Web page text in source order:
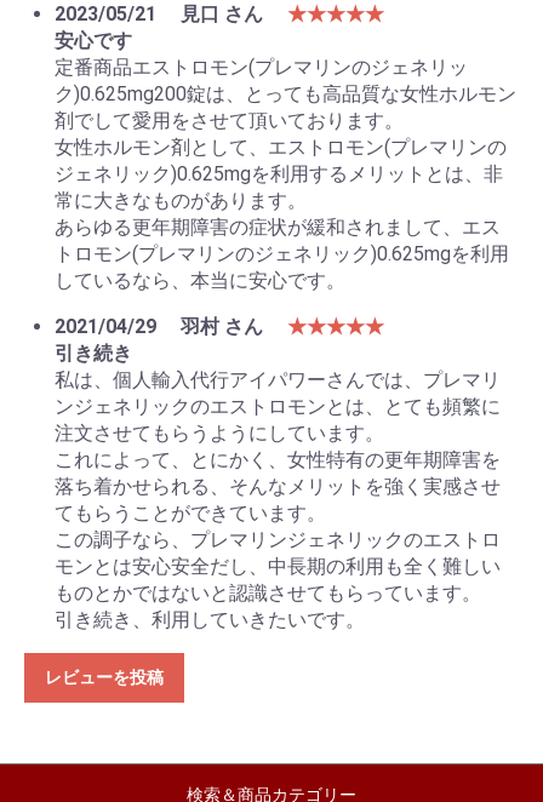
2023/05/21
見口 さん
★★★★★
安心です
定番商品エストロモン(プレマリンのジェネリッ
ク)0.625mg200錠は、とっても高品質な女性ホルモン
剤でして愛用をさせて頂いております。
女性ホルモン剤として、エストロモン(プレマリンの
ジェネリック)0.625mgを利用するメリットとは、非
常に大きなものがあります。
あらゆる更年期障害の症状が緩和されまして、エス
トロモン(プレマリンのジェネリック)0.625mgを利用
しているなら、本当に安心です。
2021/04/29
羽村 さん
★★★★★
引き続き
私は、個人輸入代行アイパワーさんでは、プレマリ
ンジェネリックのエストロモンとは、とても頻繁に
注文させてもらうようにしています。
これによって、とにかく、女性特有の更年期障害を
落ち着かせられる、そんなメリットを強く実感させ
てもらうことができています。
この調子なら、プレマリンジェネリックのエストロ
モンとは安心安全だし、中長期の利用も全く難しい
ものとかではないと認識させてもらっています。
引き続き、利用していきたいです。
レビューを投稿
検索＆商品カテゴリー